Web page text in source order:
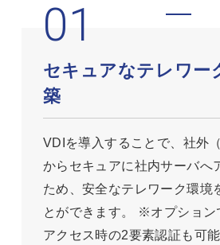
セキュアなテレワー
築
VDIを導入することで、社外
からセキュアに社内サーバへ
ため、安全なテレワーク環境
とができます。 ※オプション
アクセス時の2要素認証も可